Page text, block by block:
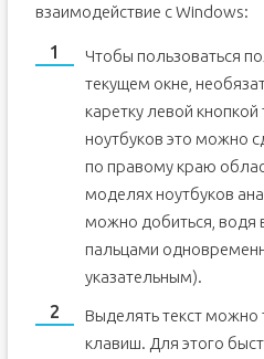
взаимодействие с Windows:
Чтобы пользоваться
текущем окне,
каретку левой
ноутбуков это можно
по правому краю
моделях ноутбуков
можно добиться, водя
пальцами
указательным).
Выделять текст можно
клавиш. Для этого